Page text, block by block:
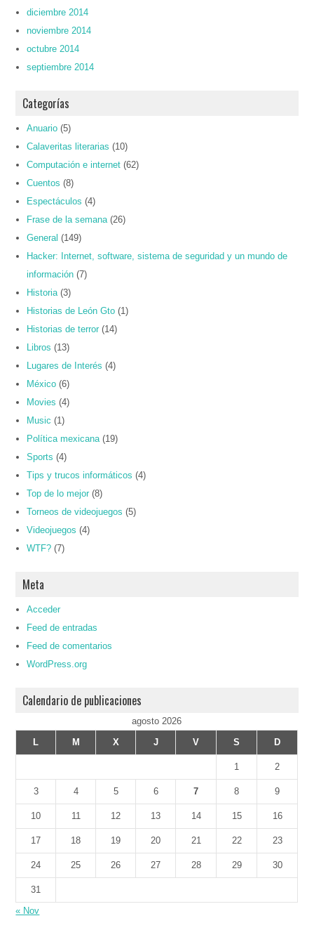
diciembre 2014
noviembre 2014
octubre 2014
septiembre 2014
Categorías
Anuario (5)
Calaveritas literarias (10)
Computación e internet (62)
Cuentos (8)
Espectáculos (4)
Frase de la semana (26)
General (149)
Hacker: Internet, software, sistema de seguridad y un mundo de
información (7)
Historia (3)
Historias de León Gto (1)
Historias de terror (14)
Libros (13)
Lugares de Interés (4)
México (6)
Movies (4)
Music (1)
Política mexicana (19)
Sports (4)
Tips y trucos informáticos (4)
Top de lo mejor (8)
Torneos de videojuegos (5)
Videojuegos (4)
WTF? (7)
Meta
Acceder
Feed de entradas
Feed de comentarios
WordPress.org
Calendario de publicaciones
agosto 2026
L
M X J V S D
1 2
3 4 5 6 7 8 9
10 11 12 13 14 15 16
17 18 19 20 21 22 23
24 25 26 27 28 29 30
31
« Nov